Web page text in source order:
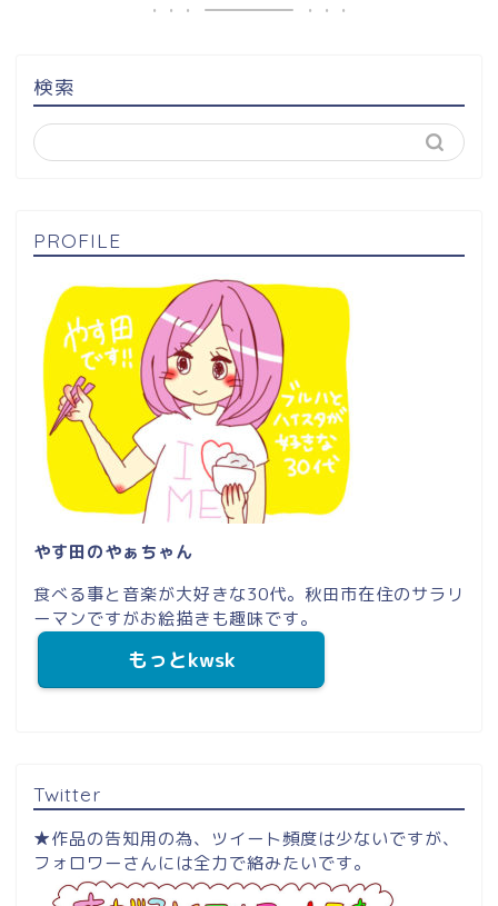
検索
PROFILE
やす田のやぁちゃん
食べる事と音楽が大好きな30代。秋田市在住のサラリ
ーマンですがお絵描きも趣味です。
もっとkwsk
Twitter
★作品の告知用の為、ツイート頻度は少ないですが、
フォロワーさんには全力で絡みたいです。